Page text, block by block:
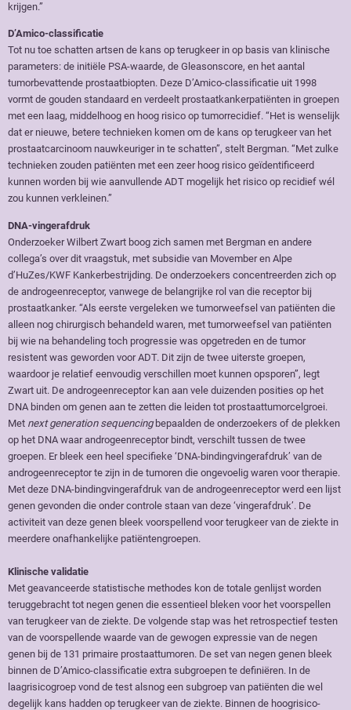
krijgen.”
D’Amico-classificatie
Tot nu toe schatten artsen de kans op terugkeer in op basis van klinische
parameters: de initiële PSA-waarde, de Gleasonscore, en het aantal
tumorbevattende prostaatbiopten. Deze D’Amico-classificatie uit 1998
vormt de gouden standaard en verdeelt prostaatkankerpatiënten in groepen
met een laag, middelhoog en hoog risico op tumorrecidief. “Het is wenselijk
dat er nieuwe, betere technieken komen om de kans op terugkeer van het
prostaatcarcinoom nauwkeuriger in te schatten”, stelt Bergman. “Met zulke
technieken zouden patiënten met een zeer hoog risico geïdentificeerd
kunnen worden bij wie aanvullende ADT mogelijk het risico op recidief wél
zou kunnen verkleinen.”
DNA-vingerafdruk
Onderzoeker Wilbert Zwart boog zich samen met Bergman en andere
collega’s over dit vraagstuk, met subsidie van Movember en Alpe
d’HuZes/KWF Kankerbestrijding. De onderzoekers concentreerden zich op
de androgeenreceptor, vanwege de belangrijke rol van die receptor bij
prostaatkanker. “Als eerste vergeleken we tumorweefsel van patiënten die
alleen nog chirurgisch behandeld waren, met tumorweefsel van patiënten
bij wie na behandeling toch progressie was opgetreden en de tumor
resistent was geworden voor ADT. Dit zijn de twee uiterste groepen,
waardoor je relatief eenvoudig verschillen moet kunnen opsporen”, legt
Zwart uit. De androgeenreceptor kan aan vele duizenden posities op het
DNA binden om genen aan te zetten die leiden tot prostaattumorcelgroei.
Met next generation sequencingbepaalden de onderzoekers of de plekken
op het DNA waar androgeenreceptor bindt, verschilt tussen de twee
groepen. Er bleek een heel specifieke ‘DNA-bindingvingerafdruk’ van de
androgeenreceptor te zijn in de tumoren die ongevoelig waren voor therapie.
Met deze DNA-bindingvingerafdruk van de androgeenreceptor werd een lijst
genen gevonden die onder controle staan van deze ‘vingerafdruk’. De
activiteit van deze genen bleek voorspellend voor terugkeer van de ziekte in
meerdere onafhankelijke patiëntengroepen.
Klinische validatie
Met geavanceerde statistische methodes kon de totale genlijst worden
teruggebracht tot negen genen die essentieel bleken voor het voorspellen
van terugkeer van de ziekte. De volgende stap was het retrospectief testen
van de voorspellende waarde van de gewogen expressie van de negen
genen bij de 131 primaire prostaattumoren. De set van negen genen bleek
binnen de D’Amico-classificatie extra subgroepen te definiëren. In de
laagrisicogroep vond de test alsnog een subgroep van patiënten die wel
degelijk kans hadden op terugkeer van de ziekte. Binnen de hoogrisico-